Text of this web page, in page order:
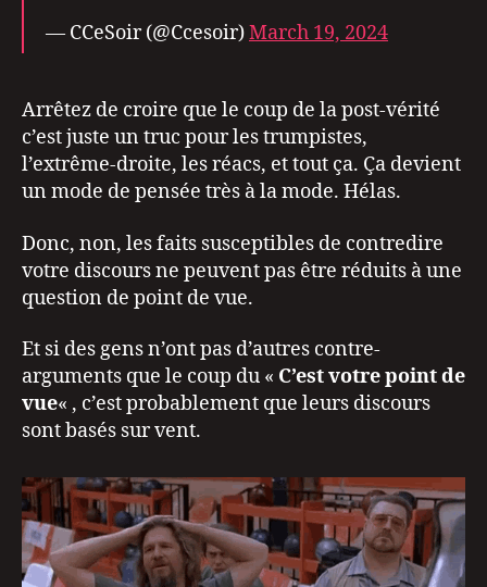
— CCeSoir (@Ccesoir)March 19, 2024
Arrêtez de croire que le coup de la post-vérité
c’est juste un truc pour les trumpistes,
l’extrême-droite, les réacs, et tout ça. Ça devient
un mode de pensée très à la mode. Hélas.
Donc, non, les faits susceptibles de contredire
votre discours ne peuvent pas être réduits à une
question de point de vue.
Et si des gens n’ont pas d’autres contre-
arguments que le coup du « C’est votre point de
vue« , c’est probablement que leurs discours
sont basés sur vent.